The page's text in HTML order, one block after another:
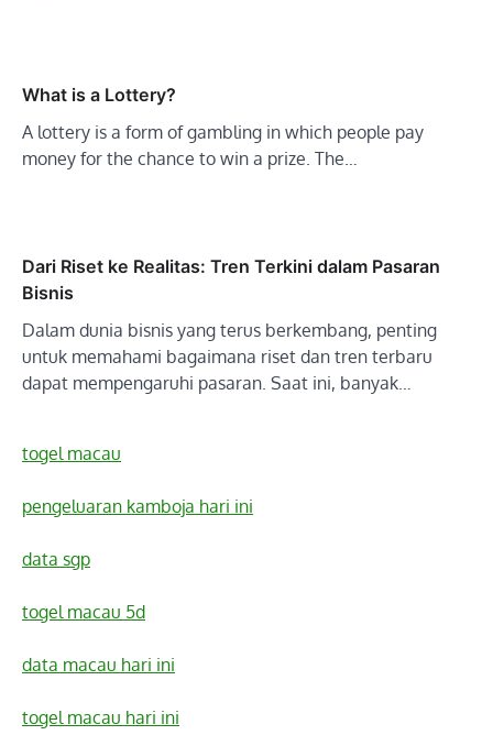
What is a Lottery?
A lottery is a form of gambling in which people pay
money for the chance to win a prize. The…
Dari Riset ke Realitas: Tren Terkini dalam Pasaran
Bisnis
Dalam dunia bisnis yang terus berkembang, penting
untuk memahami bagaimana riset dan tren terbaru
dapat mempengaruhi pasaran. Saat ini, banyak…
togel macau
pengeluaran kamboja hari ini
data sgp
togel macau 5d
data macau hari ini
togel macau hari ini